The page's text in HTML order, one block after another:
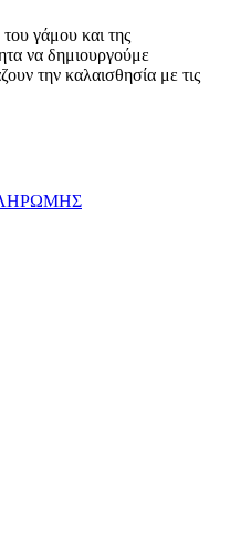
γάμου και της
να δημιουργούμε
την καλαισθησία με τις